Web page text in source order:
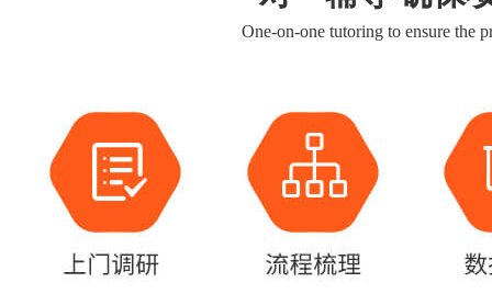
One-on-one tutoring to ensure the